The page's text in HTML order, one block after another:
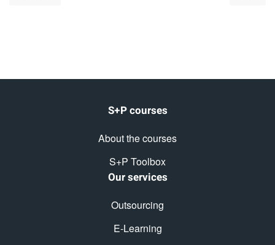
S+P courses
About the courses
S+P Toolbox
Our services
Outsourcing
E-Learning